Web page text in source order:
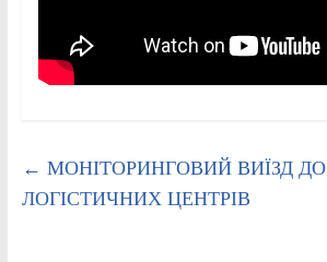
← МОНІТОРИНГОВИЙ ВИЇЗД ДО
ЛОГІСТИЧНИХ ЦЕНТРІВ